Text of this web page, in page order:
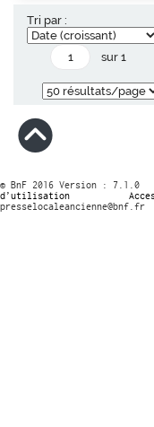
Tri par :
sur 1
© BnF 2016 Version : 7.1.0
d’utilisation
presselocaleancienne@bnf.fr